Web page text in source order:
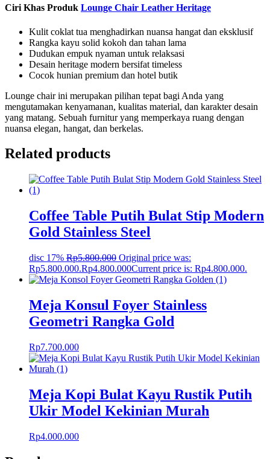
Ciri Khas Produk Lounge Chair Leather Heritage
Kulit coklat tua menghadirkan nuansa hangat dan eksklusif
Rangka kayu solid kokoh dan tahan lama
Dudukan empuk nyaman untuk relaksasi
Desain heritage modern bersifat timeless
Cocok hunian premium dan hotel butik
Lounge chair ini merupakan pilihan tepat bagi Anda yang
mengutamakan kenyamanan, kualitas material, dan karakter desain
yang matang. Sebuah furnitur yang memperkaya ruang dengan
nuansa elegan, hangat, dan berkelas.
Related products
Coffee Table Putih Bulat Stip Modern
Gold Stainless Steel
disc 17% Rp5.800.000 Original price was:
Rp5.800.000.Rp4.800.000Current price is: Rp4.800.000.
Meja Konsul Foyer Stainless
Geometri Rangka Gold
Rp7.700.000
Meja Kopi Bulat Kayu Rustik Putih
Ukir Model Kekinian Murah
Rp4.000.000